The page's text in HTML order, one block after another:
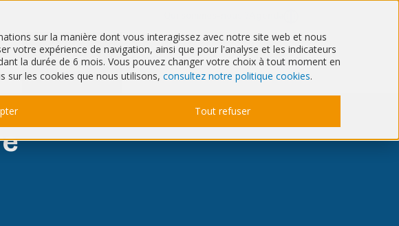
sur la manière dont vous interagissez avec notre site web et nous
expérience de navigation, ainsi que pour l'analyse et les indicateurs
la durée de 6 mois. Vous pouvez changer votre choix à tout moment en
sur les cookies que nous utilisons, consultez notre politique cookies.
Tout refuser
RSE Santé IT & Cyber